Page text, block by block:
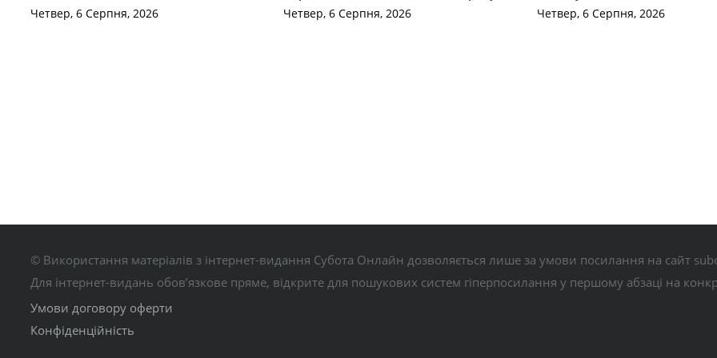
Четвер, 6 Серпня, 2026 Четвер, 6 Серпня, 2026 Четвер, 6 Серпня, 2026
© Використання матеріалів з інтернет-видання Субота Онлайн дозволяється лише за умови посилання на сайт
Для інтернет-видань обов’язкове пряме, відкрите для пошукових систем гіперпосилання у першому абзаці на
Умови договору оферти
Конфіденційність